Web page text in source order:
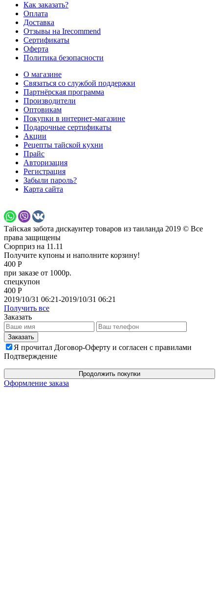
Как заказать?
Оплата
Доставка
Отзывы на Irecommend
Сертификаты
Оферта
Политика безопасности
О магазине
Связаться со службой поддержки
Партнёрская программа
Производители
Оптовикам
Покупки в интернет-магазине
Подарочные сертификаты
Акции
Рецепты тайской кухни
Прайс
Авторизация
Регистрация
Забыли пароль?
Карта сайта
Тайская забота дискаунтер товаров из таиланда 2019 © Все
права защищены
Сюрприз на 11.11
Получите купоны и наполните корзину!
400 Р
при заказе от 1000р.
спецкупон
400 Р
2019/10/31 06:21-2019/10/31 06:21
Получить все
Заказать
Я прочитал Договор-Оферту и согласен с правилами
Подтверждение
Продолжить покупки
Оформление заказа